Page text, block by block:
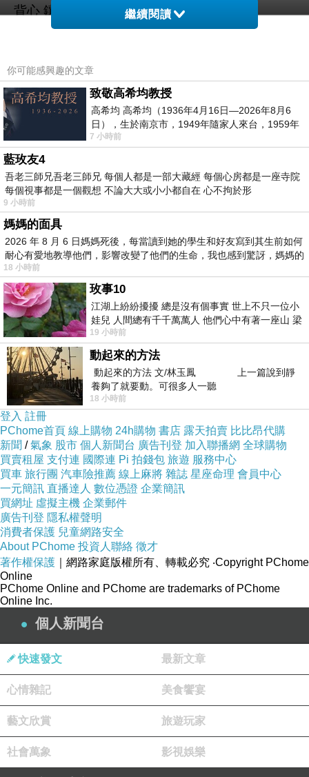
背心 鑲鑽褶皺無袖雪紡衫 白色-HeHa
雪紡無袖背心上衣，下擺抓皺
領口鑲鑽設計，搭配百摺設計
~詳細尺寸及說明請參考商品規格哦!!~
【聯絡我們】
歡迎加入我們Line線上客服，ID為：
【minidesign】
客服信箱：【service@minidesign.com.tw】
服務時間：週一~週五，09:00~17:00
【下單注意事項】
購買任何商品前請再次詳細閱讀商品規格與
商品特色說明，
有任何問題歡迎先線上或E-Mail諮詢。
商品內容不含model搭配飾品，內搭及鞋
關於退貨說明請參
考:https://tw.buy.yahoo.com/help/helper.asp?
繼續閱讀
你可能感興趣的文章
致敬高希均教授
高希均 高希均（1936年4月16日—2026年8月6
日），生於南京市，1949年隨家人來台，1959年
赴美深造並取得經濟發展博士學位。曾任
7 小時前
藍玫友4
吾老三師兄吾老三師兄 每個人都是一部大藏經 每個心房都是一座寺院
每個視事都是一個觀想 不論大大或小小都自在 心不拘於形
9 小時前
媽媽的面具
2026 年 8 月 6 日媽媽死後，每當讀到她的學生和好友寫到其生前如何
耐心有愛地教導他們，影響改變了他們的生命，我也感到驚訝，媽媽的
18 小時前
玫事10
江湖上紛紛擾擾 總是沒有個事實 世上不只一位小
娃兒 人間總有千千萬萬人 他們心中有著一座山 梁
山佛山泰華衡恆嵩 一山之高
19 小時前
動起來的方法
動起來的方法 文/林玉鳳 上一篇說到靜
養夠了就要動。可很多人一聽
18 小時前
登入 註冊
PChome首頁 線上購物 24h購物 書店 露天拍賣 比比昂代購
新聞 /氣象 股市 個人新聞台 廣告刊登 加入聯播網 全球購物
買賣租屋 支付連 國際連 Pi 拍錢包 旅遊 服務中心
買車 旅行團 汽車險推薦 線上麻將 雜誌 星座命理 會員中心
一元簡訊 直播達人 數位憑證 企業簡訊
買網址 虛擬主機 企業郵件
廣告刊登 隱私權聲明
消費者保護 兒童網路安全
About PChome 投資人聯絡 徵才
著作權保護 ｜網路家庭版權所有、轉載必究 ‧Copyright PChome
Online
PChome Online and PChome are trademarks of PChome
Online Inc.
個人新聞台
快速發文 最新文章
心情雜記 美食饗宴
藝文欣賞 旅遊玩家
社會萬象 影視娛樂